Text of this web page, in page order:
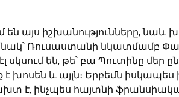
այս իշխանությունները, նաև
Ռուսաստանի նկատմամբ
են, թե՝ բա Պուտինը մեր
և այլն։ Երբեմն իսկապես
է, ինչպես հայտնի ֆրանսիական